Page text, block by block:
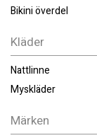
Bikini överdel
Kläder
Nattlinne
Myskläder
Märken